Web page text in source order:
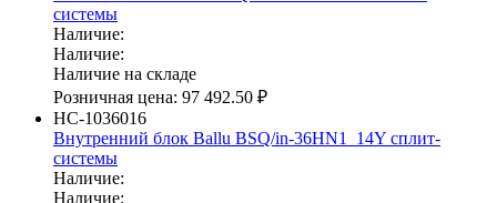
системы
Наличие:
Наличие:
Наличие на складе
Розничная цена: 97 492.50 ₽
НС-1036016
Внутренний блок Ballu BSQ/in-36HN1_14Y сплит-
системы
Наличие:
Наличие: